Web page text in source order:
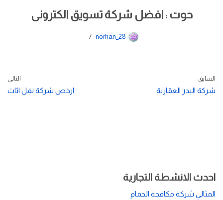
حوت : افضل شركة تسويق الكترونى
norhan_28
السابق
شركة البدر العقارية
التالي
ارخص شركة نقل اثاث
احدث الانشطة التجارية
المثالي شركة مكافحة الحمام